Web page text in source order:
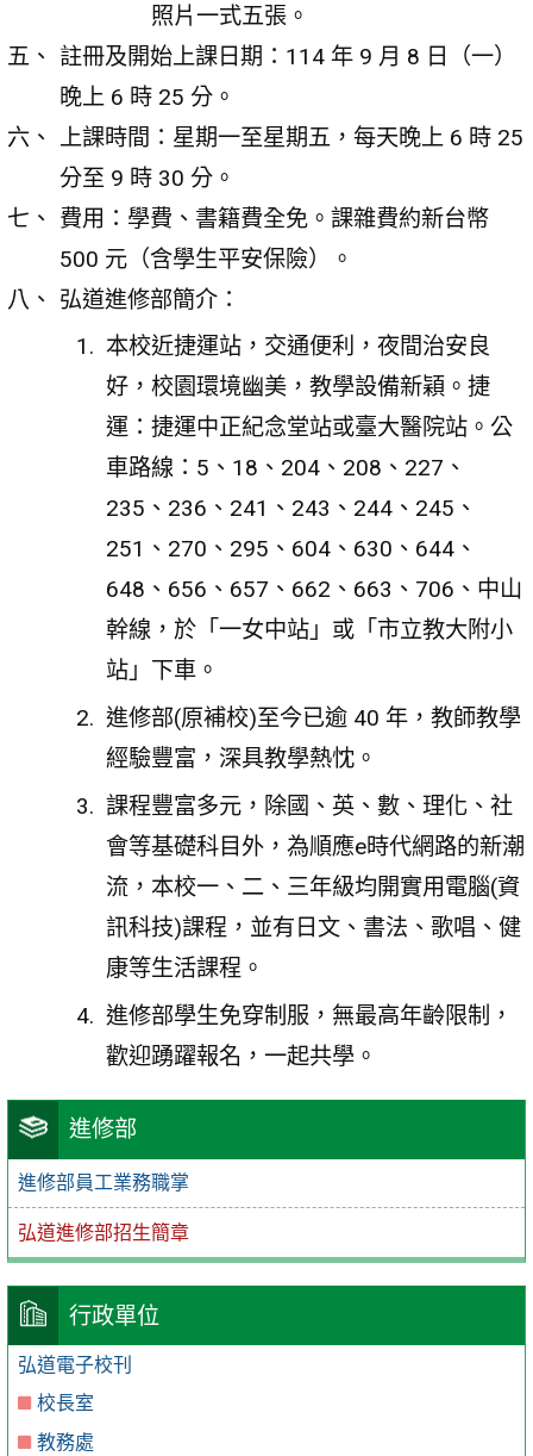
進修部
進修部員工業務職掌
弘道進修部招生簡章
行政單位
弘道電子校刊
校長室
教務處
照片一式五張。
註冊及開始上課日期：114 年 9 月 8 日（一）
晚上 6 時 25 分。
上課時間：星期一至星期五，每天晚上 6 時 25
分至 9 時 30 分。
費用：學費、書籍費全免。課雜費約新台幣
500 元（含學生平安保險）。
弘道進修部簡介：
本校近捷運站，交通便利，夜間治安良
好，校園環境幽美，教學設備新穎。捷
運：捷運中正紀念堂站或臺大醫院站。公
車路線：5、18、204、208、227、
235、236、241、243、244、245、
251、270、295、604、630、644、
648、656、657、662、663、706、中山
幹線，於「一女中站」或「市立教大附小
站」下車。
進修部(原補校)至今已逾 40 年，教師教學
經驗豐富，深具教學熱忱。
課程豐富多元，除國、英、數、理化、社
會等基礎科目外，為順應e時代網路的新潮
流，本校一、二、三年級均開實用電腦(資
訊科技)課程，並有日文、書法、歌唱、健
康等生活課程。
進修部學生免穿制服，無最高年齡限制，
歡迎踴躍報名，一起共學。